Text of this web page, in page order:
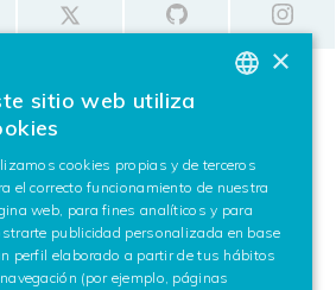
de Gipuzkoa,
ENGLISH
×
sitio web utiliza
cookies propias y de terceros
el correcto funcionamiento de nuestra
web, para fines analíticos y para
publicidad personalizada en base
perfil elaborado a partir de tus hábitos
(por ejemplo, páginas